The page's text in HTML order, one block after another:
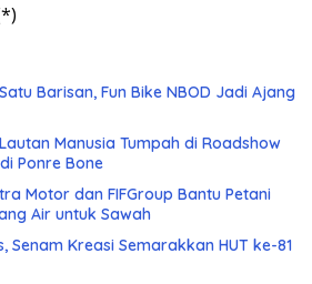
Barisan, Fun Bike NBOD Jadi Ajang
Manusia Tumpah di Roadshow
Ponre Bone
Motor dan FIFGroup Bantu Petani
Air untuk Sawah
Senam Kreasi Semarakkan HUT ke-81